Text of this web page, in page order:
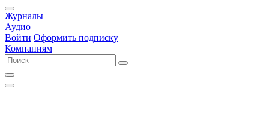
Журналы
Аудио
Войти Оформить подписку
Компаниям